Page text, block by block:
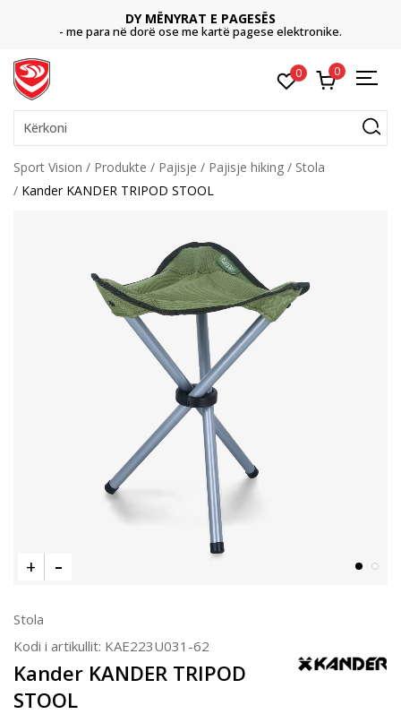
DY MËNYRAT E PAGESËS
- me para në dorë ose me kartë pagese elektronike.
0 0
Kërkoni
Sport Vision Produkte Pajisje Pajisje hiking
Stola
Kander KANDER TRIPOD STOOL
Stola
Kodi i artikullit: KAE223U031-62
Kander KANDER TRIPOD
STOOL